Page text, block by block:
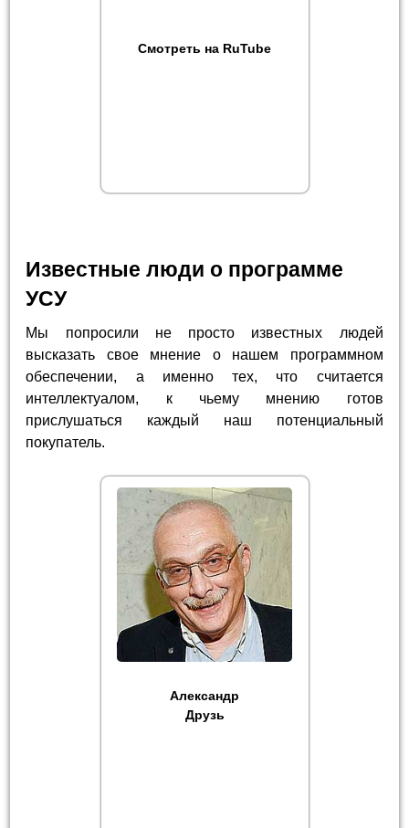
Смотреть на RuTube
Известные люди о программе
УСУ
Мы попросили не просто известных людей
высказать свое мнение о нашем программном
обеспечении, а именно тех, что считается
интеллектуалом, к чьему мнению готов
прислушаться каждый наш потенциальный
покупатель.
Александр
Друзь